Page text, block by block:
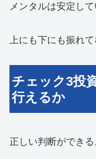
メンタルは安定して
上にも下にも振れて
チェック3投
行えるか
正しい判断ができる